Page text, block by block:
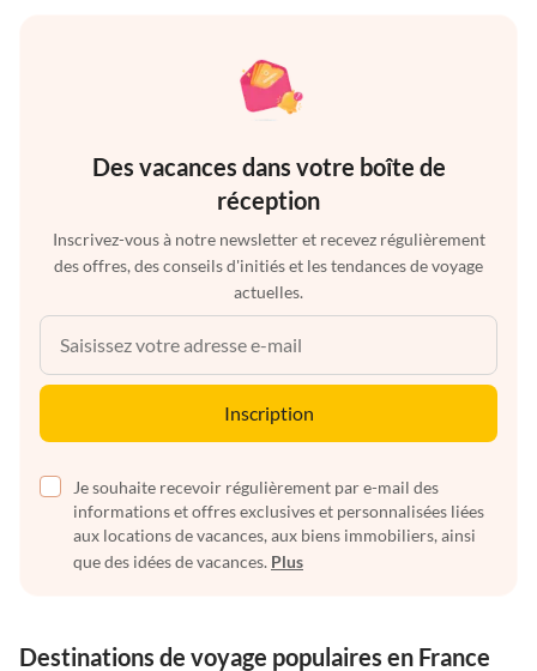
Des vacances dans votre boîte de
réception
Inscrivez-vous à notre newsletter et recevez régulièrement
des offres, des conseils d'initiés et les tendances de voyage
actuelles.
Inscription
Je souhaite recevoir régulièrement par e-mail des
informations et offres exclusives et personnalisées liées
aux locations de vacances, aux biens immobiliers, ainsi
que des idées de vacances. Plus
Destinations de voyage populaires en France